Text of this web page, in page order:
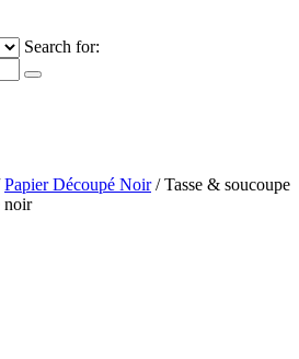
Search for:
Papier Découpé Noir/ Tasse & soucoupe
noir